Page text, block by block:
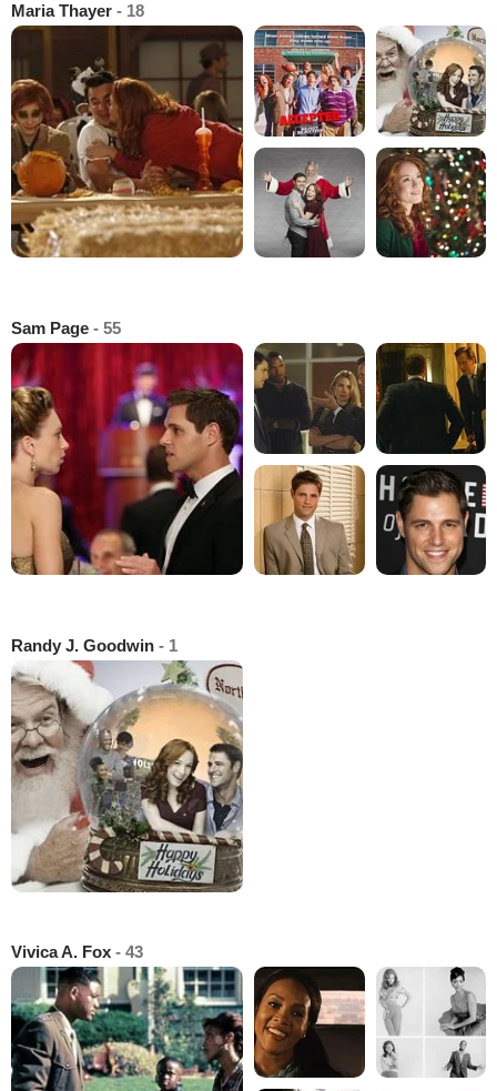
Maria Thayer - 18
Sam Page - 55
Randy J. Goodwin - 1
Vivica A. Fox - 43